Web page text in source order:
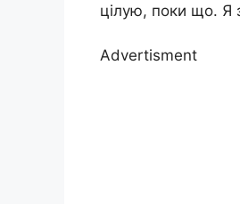
цілую, поки що. Я
Advertisment